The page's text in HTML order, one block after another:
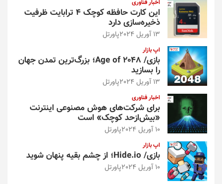
اخبار فناوری
این کارت حافظه کوچک ۴ ترابایت ظرفیت
ذخیره‌سازی دارد
13 آوریل 2024 پاورتل
اپ بازار
بازی/ Age of 2048؛ بزرگ‌ترین تمدن جهان
را بسازید
13 آوریل 2024 پاورتل
اخبار فناوری
برای شرکت‌های هوش مصنوعی اینترنت
«بیش‌از‌حد کوچک» است
10 آوریل 2024 پاورتل
اپ بازار
بازی/ Hide.io؛ از چشم بقیه پنهان شوید
10 آوریل 2024 پاورتل